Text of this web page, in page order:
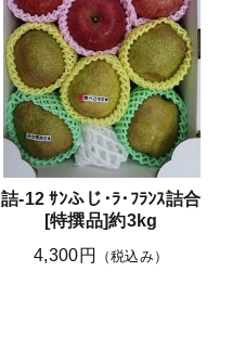
詰-12 ｻﾝふじ･ﾗ･ﾌﾗﾝｽ詰合
[特撰品]約3kg
4,300円
（税込み）